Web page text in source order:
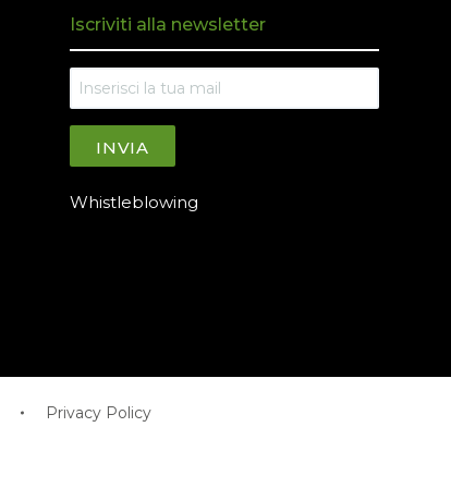
Iscriviti alla newsletter
INVIA
Whistleblowing
Privacy Policy